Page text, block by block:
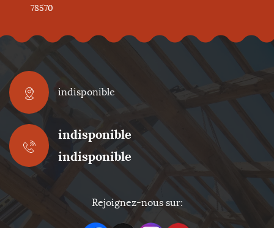
78570
indisponible
indisponible
indisponible
Rejoignez-nous sur: